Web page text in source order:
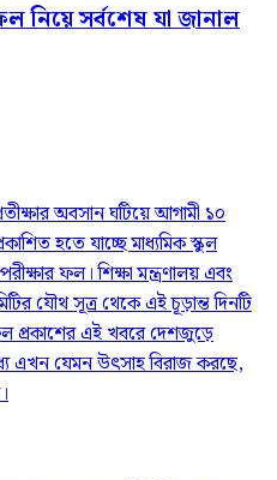
সর্বশেষ যা জানাল
অবসান ঘটিয়ে আগামী ১০
হতে যাচ্ছে মাধ্যমিক স্কুল
ফল। শিক্ষা মন্ত্রণালয় এবং
যৌথ সূত্র থেকে এই চূড়ান্ত দিনটি
ফল প্রকাশের এই খবরে দেশজুড়ে
এখন যেমন উৎসাহ বিরাজ করছে,